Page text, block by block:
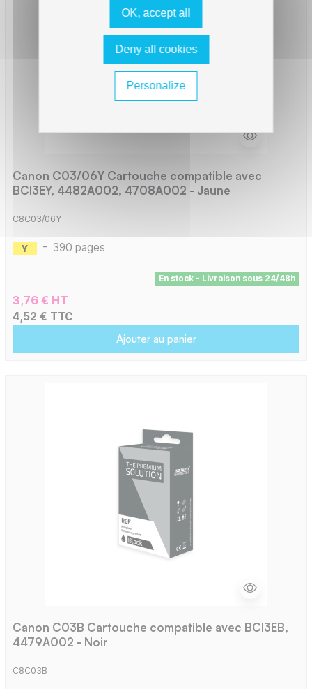
Canon C03/06Y Cartouche compatible avec
BCI3EY, 4482A002, 4708A002 - Jaune
C8C03/06Y
- 390 pages
En stock - Livraison sous 24/48h
3,76 € HT
4,52 € TTC
Ajouter au panier
Canon C03B Cartouche compatible avec BCI3EB,
4479A002 - Noir
C8C03B
OK, accept all
Deny all cookies
Personalize